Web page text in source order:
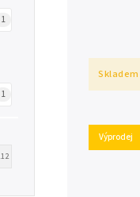
1
1
Národní
Skladem
Výprodej